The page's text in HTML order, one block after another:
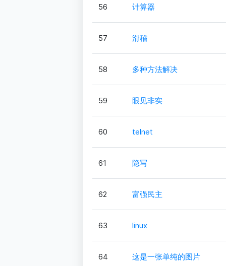
56 计算器
57 滑稽
58 多种方法解决
59 眼见非实
60 telnet
61 隐写
62 富强民主
63 linux
64 这是一张单纯的图片